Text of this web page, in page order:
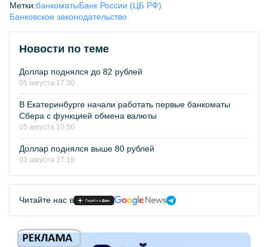
Метки:банкоматыБанк России (ЦБ РФ)
Банковское законодательство
Новости по теме
Доллар поднялся до 82 рублей
05 августа 17:30
В Екатеринбурге начали работать первые банкоматы
Сбера с функцией обмена валюты
05 августа 10:50
Доллар поднялся выше 80 рублей
03 августа 17:16
Читайте нас в